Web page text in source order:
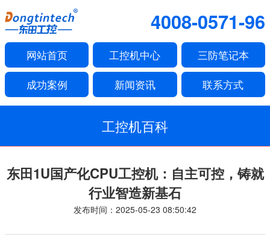
4008-0571-96
网站首页 工控机中心 三防笔记本
成功案例 新闻资讯 联系方式
工控机百科
东田1U国产化CPU工控机：自主可控，铸就
行业智造新基石
发布时间：2025-05-23 08:50:42